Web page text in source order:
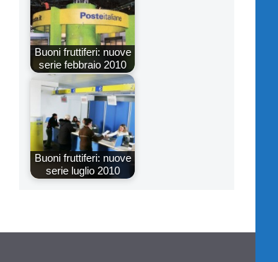
Buoni fruttiferi: nuove
serie febbraio 2010
Buoni fruttiferi: nuove
serie luglio 2010